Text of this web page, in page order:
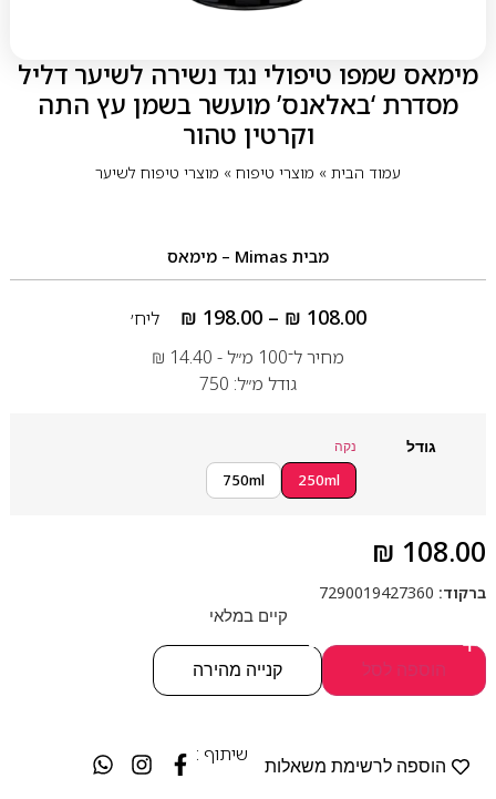
מימאס שמפו טיפולי נגד נשירה לשיער דליל
מסדרת ‘באלאנס’ מועשר בשמן עץ התה
וקרטין טהור
עמוד הבית» מוצרי טיפוח» מוצרי טיפוח לשיער
מבית Mimas – מימאס
₪ 108.00
–
₪ 198.00
ליח׳
מחיר ל־100 מ״ל -
₪ 14.40
גודל מ״ל: 750
גודל נקה
250ml
750ml
₪ 108.00
ברקוד: 7290019427360
קיים במלאי
- +
הוספה לסל קנייה מהירה
הוספה לרשימת משאלות
שיתוף :